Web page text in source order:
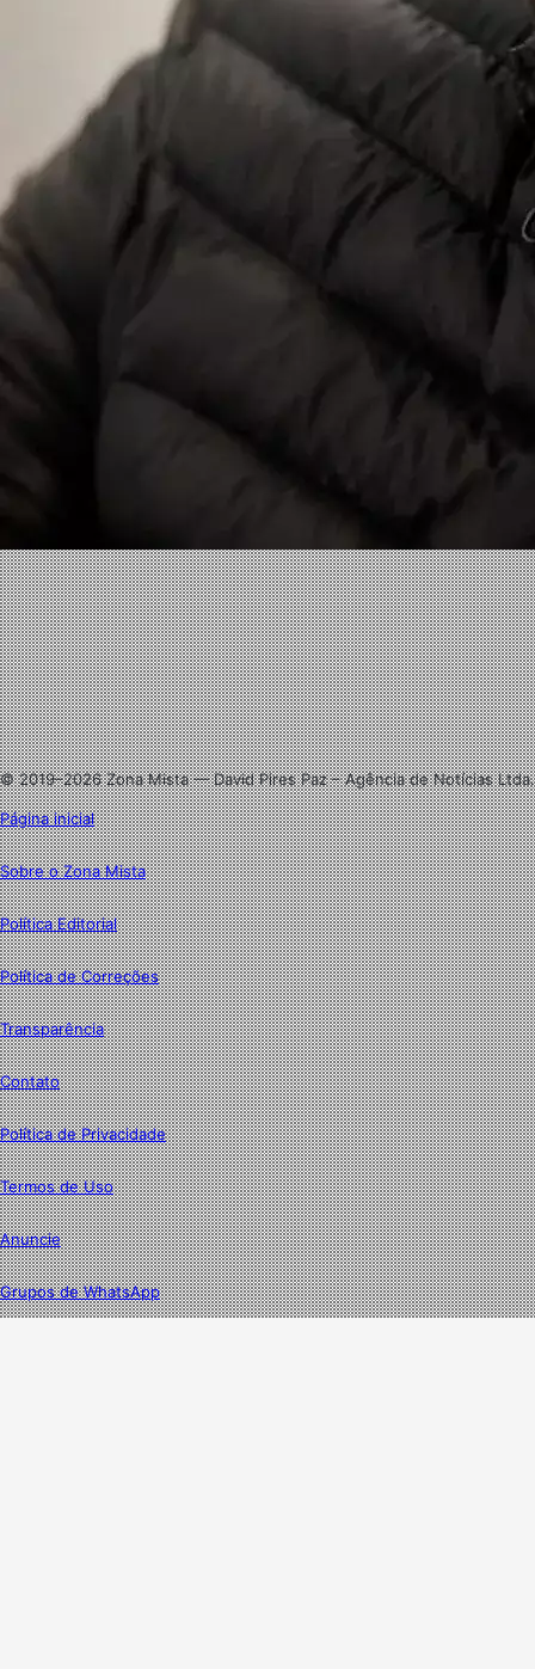
Facebook
X
Linkedin
Instagram
© 2019–2026 Zona Mista — David Pires Paz – Agência de Notícias Ltda.
Página inicial
Sobre o Zona Mista
Política Editorial
Política de Correções
Transparência
Contato
Política de Privacidade
Termos de Uso
Anuncie
Grupos de WhatsApp